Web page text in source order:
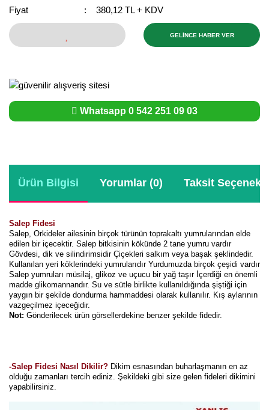
Fiyat
380,12 TL + KDV
GELİNCE HABER VER
Whatsapp 0 542 251 09 03
Ürün Bilgisi Yorumlar (0) Taksit
Salep Fidesi
Salep, Orkideler ailesinin birçok türünün toprakaltı yumrularından elde
edilen bir içecektir. Salep bitkisinin kökünde 2 tane yumru vardır
Gövdesi, dik ve silindirimsidir Çiçekleri salkım veya başak şeklindedir.
Kullanılan yeri köklerindeki yumrularıdır Yurdumuzda birçok çeşidi vardır
Salep yumruları müsilaj, glikoz ve uçucu bir yağ taşır İçerdiği en önemli
madde glikomannandır. Su ve sütle birlikte kullanıldığında şiştiği için
yaygın bir şekilde dondurma hammaddesi olarak kullanılır. Kış aylarının
vazgeçilmez içeceğidir.
Not: Gönderilecek ürün görsellerdekine benzer şekilde fidedir.
-Salep Fidesi Nasıl Dikilir? Dikim esnasından buharlaşmanın en az
olduğu zamanları tercih ediniz. Şekildeki gibi size gelen fideleri dikimini
yapabilirsiniz.
Bektaşi Üzümü Fidanı
Böğürtlen Fidanı
Dut Fidanı
Feijoa Fidanı
Fındık Fidanı
Frenk Üzümü Fidanı
Girebolu Fidanı
Goji Berry Fidanı
Kapari Gebre Otu Fidanı
Nostaljik Güller
Peyzaj Gülleri
Ters Lale Soğanı
Yılbaşı Gülü Çiçeği